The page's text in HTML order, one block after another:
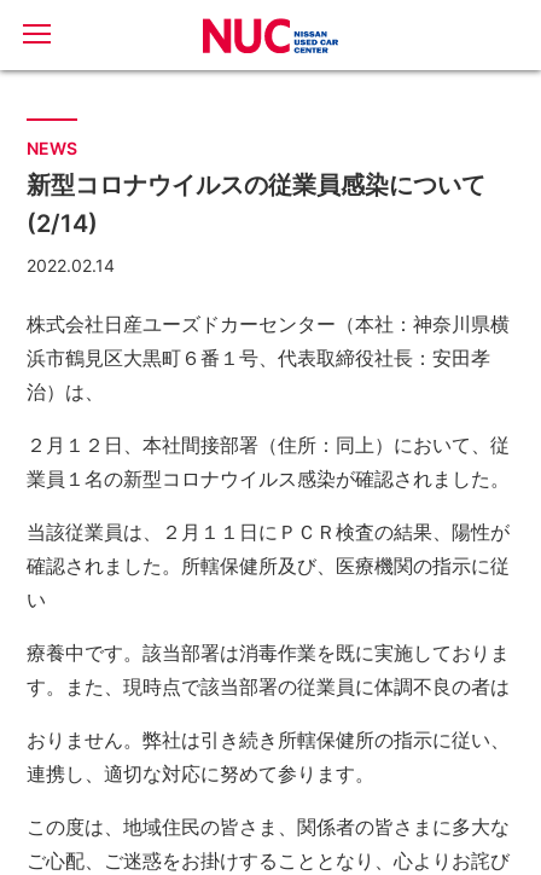
NEWS
新型コロナウイルスの従業員感染について
(2/14)
2022.02.14
株式会社日産ユーズドカーセンター（本社：神奈川県横
浜市鶴見区大黒町６番１号、代表取締役社長：安田孝
治）は、
２月１２日、本社間接部署（住所：同上）において、従
業員１名の新型コロナウイルス感染が確認されました。
当該従業員は、２月１１日にＰＣＲ検査の結果、陽性が
確認されました。所轄保健所及び、医療機関の指示に従
い
療養中です。該当部署は消毒作業を既に実施しておりま
す。また、現時点で該当部署の従業員に体調不良の者は
おりません。弊社は引き続き所轄保健所の指示に従い、
連携し、適切な対応に努めて参ります。
この度は、地域住民の皆さま、関係者の皆さまに多大な
ご心配、ご迷惑をお掛けすることとなり、心よりお詫び